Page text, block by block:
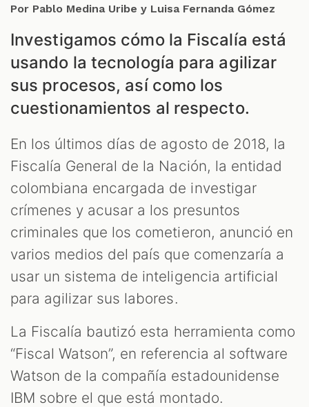
Por Pablo Medina Uribe y Luisa Fernanda Gómez
Investigamos cómo la Fiscalía está
usando la tecnología para agilizar
sus procesos, así como los
cuestionamientos al respecto.
En los últimos días de agosto de 2018, la
Fiscalía General de la Nación, la entidad
colombiana encargada de investigar
crímenes y acusar a los presuntos
criminales que los cometieron, anunció en
varios medios del país que comenzaría a
usar un sistema de inteligencia artificial
para agilizar sus labores.
La Fiscalía bautizó esta herramienta como
“Fiscal Watson”, en referencia al software
Watson de la compañía estadounidense
IBM sobre el que está montado.